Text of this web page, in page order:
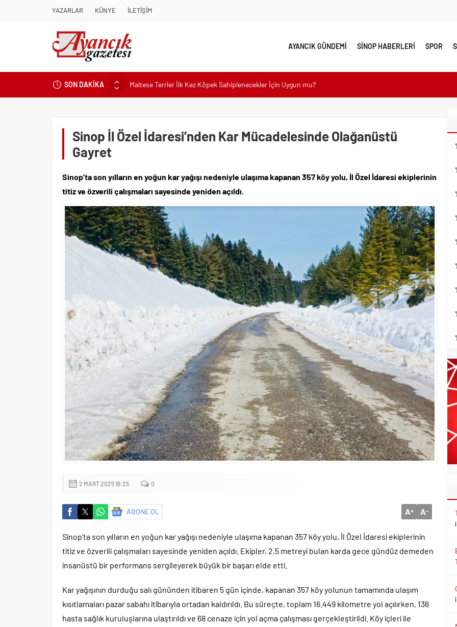
YAZARLAR KÜNYE İLETİŞİM
AYANCIK GÜNDEMİ SİNOP HABERLERİ SPOR
SON DAKİKA
Hastalıktan Ari İşletmelerde Yeni Model Ele Alındı
Sinop’ta Denize Girilecek 3 Mükemmel Yer
Sinop İl Özel İdaresi’nden Kar Mücadelesinde Olağanüstü
Gayret
Sinop’ta son yılların en yoğun kar yağışı nedeniyle ulaşıma kapanan 357 köy yolu, İl Özel İdaresi ekiplerinin
titiz ve özverili çalışmaları sayesinde yeniden açıldı.
2 MART 2025 16:25 0
ABONE OL A+ A-
Sinop’ta son yılların en yoğun kar yağışı nedeniyle ulaşıma kapanan 357 köy yolu, İl Özel İdaresi ekiplerinin
titiz ve özverili çalışmaları sayesinde yeniden açıldı. Ekipler, 2,5 metreyi bulan karda gece gündüz demeden
insanüstü bir performans sergileyerek büyük bir başarı elde etti.
Kar yağışının durduğu salı gününden itibaren 5 gün içinde, kapanan 357 köy yolunun tamamında ulaşım
kısıtlamaları pazar sabahı itibarıyla ortadan kaldırıldı. Bu süreçte, toplam 16.449 kilometre yol açılırken, 136
hasta sağlık kuruluşlarına ulaştırıldı ve 68 cenaze için yol açma çalışması gerçekleştirildi. Köy içleri ile